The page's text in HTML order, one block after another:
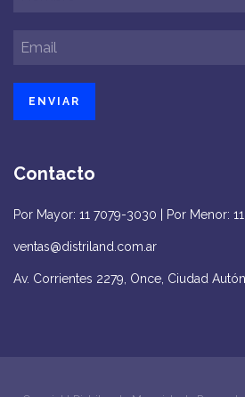
Contacto
Por Mayor: 11 7079-3030 | Por Menor:
ventas@distriland.com.ar
Av. Corrientes 2279, Once, Ciudad